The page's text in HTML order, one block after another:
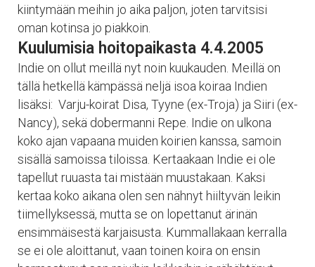
kiintymään meihin jo aika paljon, joten tarvitsisi
oman kotinsa jo piakkoin.
Kuulumisia hoitopaikasta 4.4.2005
Indie on ollut meillä nyt noin kuukauden. Meillä on
tällä hetkellä kämpässä neljä isoa koiraa Indien
lisäksi: Varju-koirat Disa, Tyyne (ex-Troja) ja Siiri (ex-
Nancy), sekä dobermanni Repe. Indie on ulkona
koko ajan vapaana muiden koirien kanssa, samoin
sisällä samoissa tiloissa. Kertaakaan Indie ei ole
tapellut ruuasta tai mistään muustakaan. Kaksi
kertaa koko aikana olen sen nähnyt hiiltyvän leikin
tiimellyksessä, mutta se on lopettanut ärinän
ensimmäisestä karjaisusta. Kummallakaan kerralla
se ei ole aloittanut, vaan toinen koira on ensin